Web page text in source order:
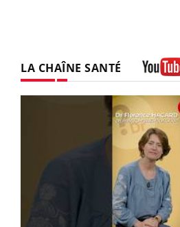
LA CHAÎNE SANTÉ